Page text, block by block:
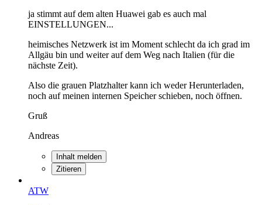
ja stimmt auf dem alten Huawei gab es auch mal
EINSTELLUNGEN...
heimisches Netzwerk ist im Moment schlecht da ich grad im
Allgäu bin und weiter auf dem Weg nach Italien (für die
nächste Zeit).
Also die grauen Platzhalter kann ich weder Herunterladen,
noch auf meinen internen Speicher schieben, noch öffnen.
Gruß
Andreas
Inhalt melden
Zitieren
ATW